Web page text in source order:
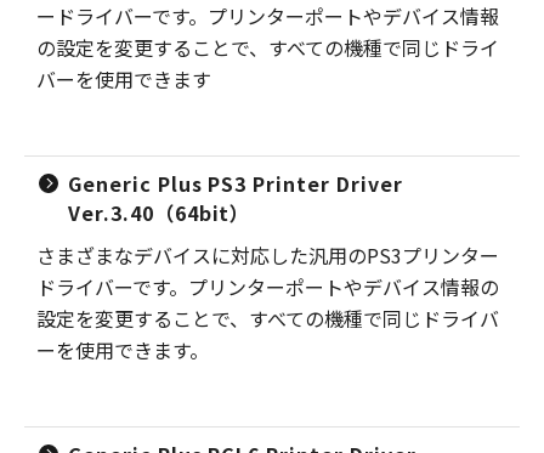
ードライバーです。プリンターポートやデバイス情報
の設定を変更することで、すべての機種で同じドライ
バーを使用できます
Generic Plus PS3 Printer Driver
Ver.3.40（64bit）
さまざまなデバイスに対応した汎用のPS3プリンター
ドライバーです。プリンターポートやデバイス情報の
設定を変更することで、すべての機種で同じドライバ
ーを使用できます。